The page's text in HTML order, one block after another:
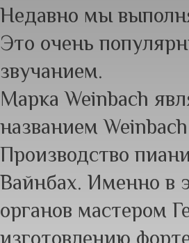
Недавно мы
Это очень
звучанием.
Марка Weinbach
названием
Производство
Вайнбах. Именно в
органов мастером